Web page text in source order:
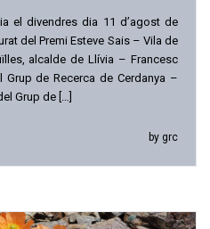
el divendres dia 11 d’agost de
del Premi Esteve Sais – Vila de
alcalde de Llívia – Francesc
Grup de Recerca de Cerdanya –
Grup de […]
by grc